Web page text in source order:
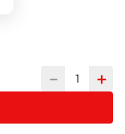
＋
－